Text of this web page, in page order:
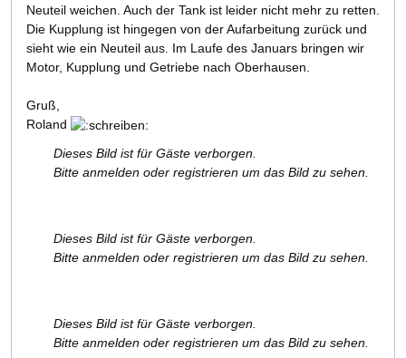
Neuteil weichen. Auch der Tank ist leider nicht mehr zu retten.
Die Kupplung ist hingegen von der Aufarbeitung zurück und
sieht wie ein Neuteil aus. Im Laufe des Januars bringen wir
Motor, Kupplung und Getriebe nach Oberhausen.
Gruß,
Roland
Dieses Bild ist für Gäste verborgen.
Bitte anmelden oder registrieren um das Bild zu sehen.
Dieses Bild ist für Gäste verborgen.
Bitte anmelden oder registrieren um das Bild zu sehen.
Dieses Bild ist für Gäste verborgen.
Bitte anmelden oder registrieren um das Bild zu sehen.